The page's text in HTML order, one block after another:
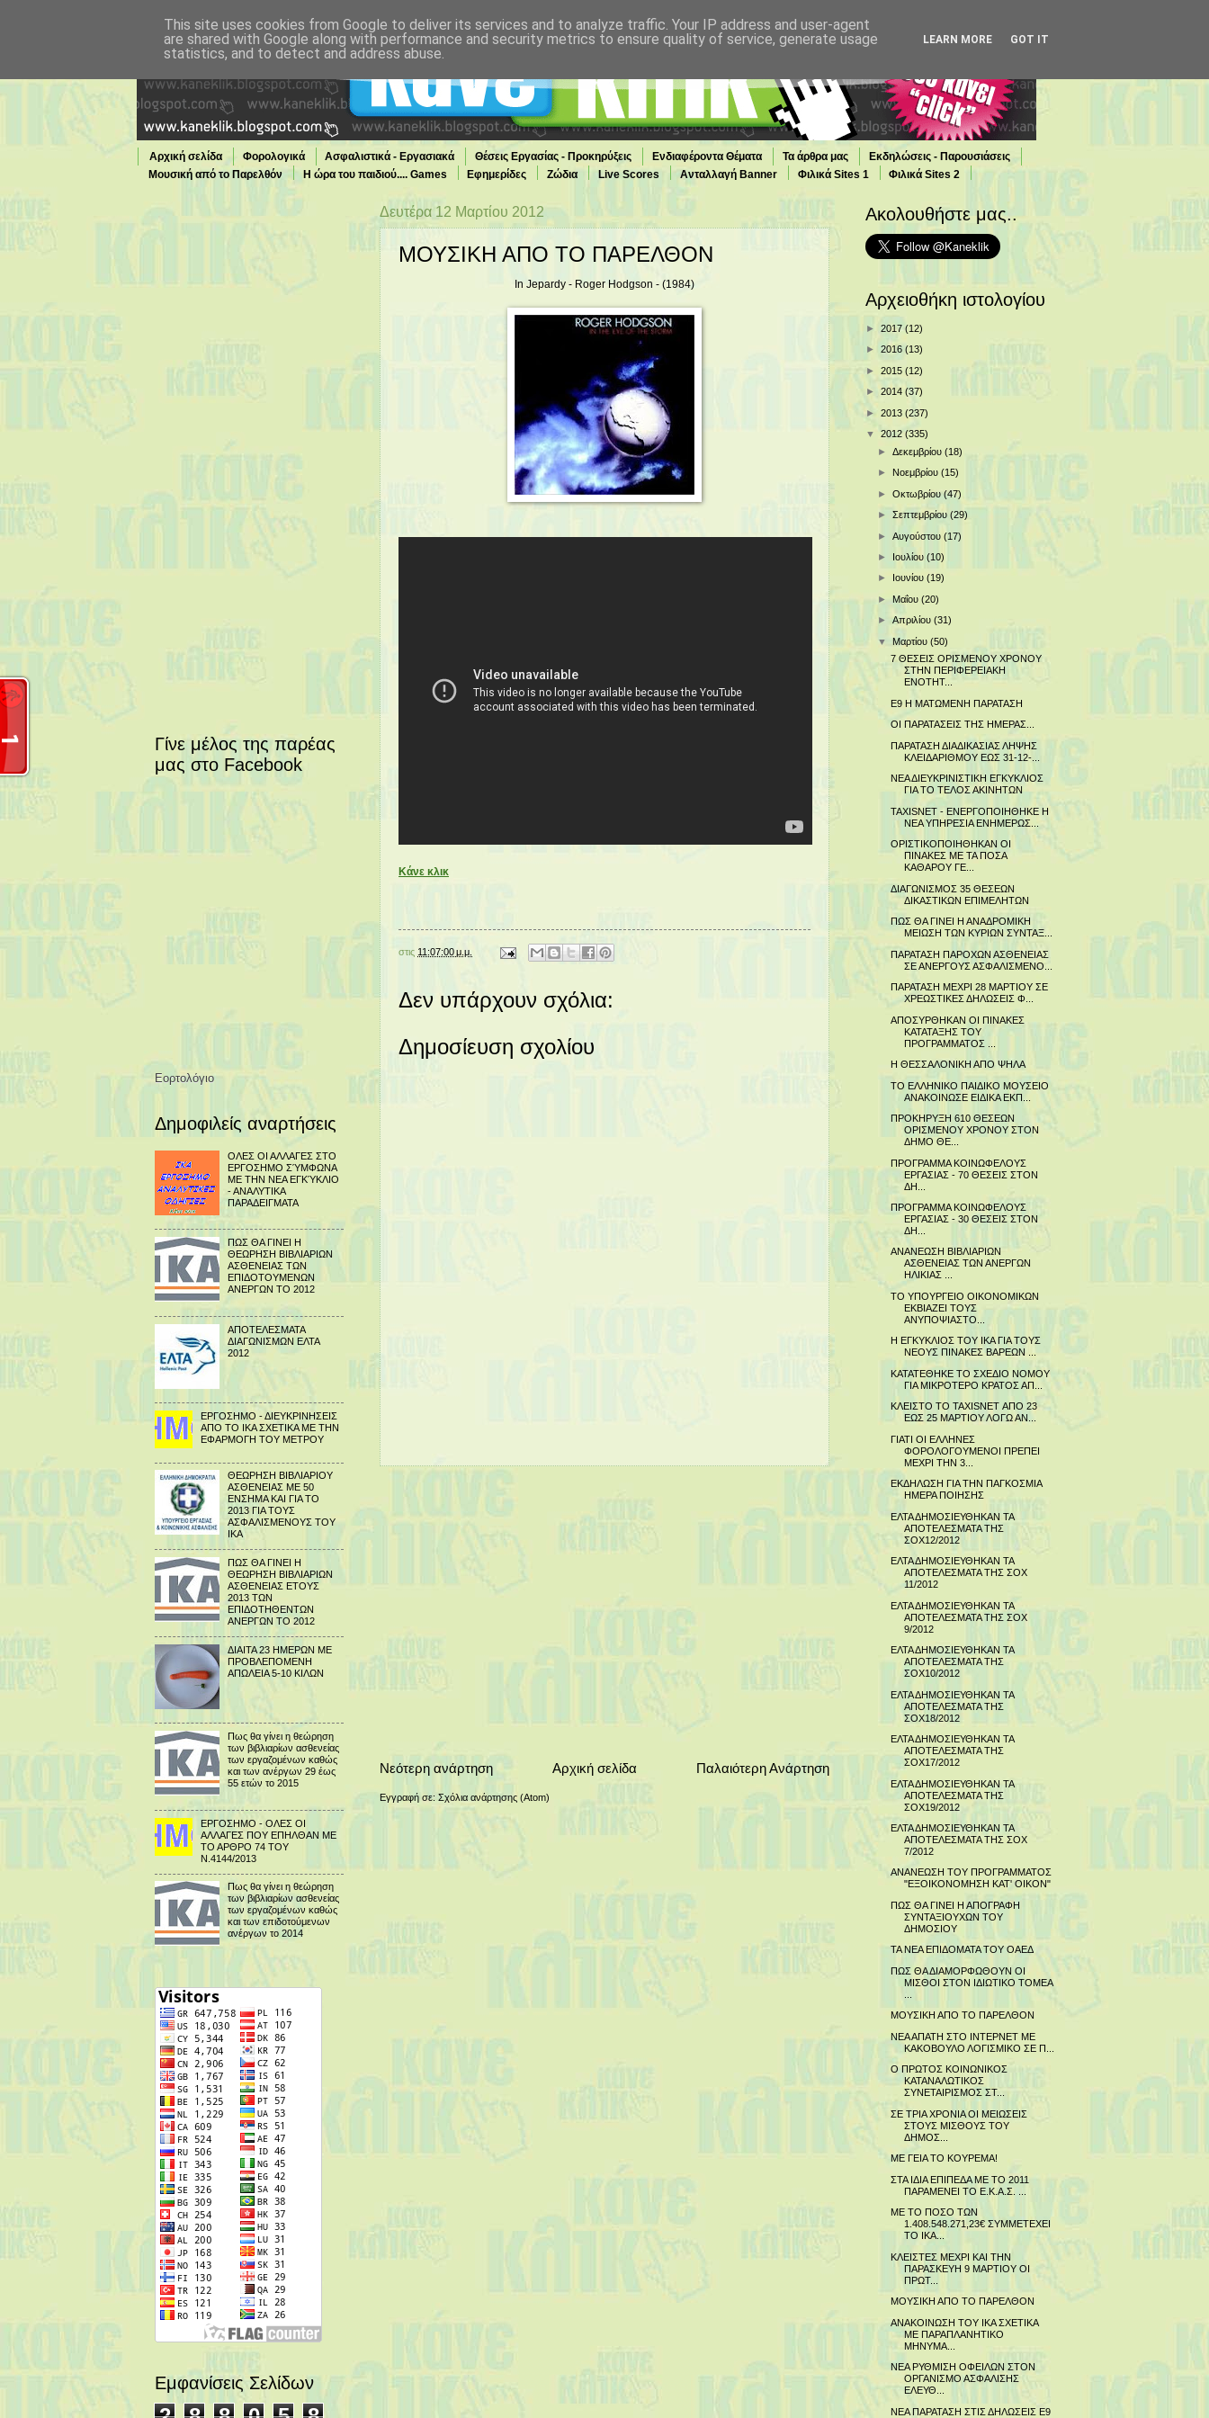
Αρχική σελίδα Φορολογικά Ασφαλιστικά - Εργασιακά Θέσεις Εργασίας - Προκηρύξεις Ενδιαφέροντα Θέματα Τα άρθρα μας
Εκδηλώσεις - Παρουσιάσεις
Μουσική από το Παρελθόν
Η ώρα του παιδιού.... Games Εφημερίδες Ζώδια Live Scores Ανταλλαγή Banner Φιλικά Sites 1
Φιλικά Sites 2
Δευτέρα 12 Μαρτίου 2012
ΜΟΥΣΙΚΗ ΑΠΟ ΤΟ ΠΑΡΕΛΘΟΝ
In Jepardy - Roger Hodgson - (1984)
Κάνε κλικ
στις 11:07:00 μ.μ.
Δεν υπάρχουν σχόλια:
Δημοσίευση σχολίου
Νεότερη ανάρτηση Παλαιότερη Ανάρτηση
Αρχική σελίδα
Εγγραφή σε: Σχόλια ανάρτησης (Atom)
Γίνε μέλος της παρέας
μας στο Facebook
Εορτολόγιο
Δημοφιλείς αναρτήσεις
ΟΛΕΣ ΟΙ ΑΛΛΑΓΕΣ ΣΤΟ
ΕΡΓΟΣΗΜΟ ΣΎΜΦΩΝΑ
ΜΕ ΤΗΝ ΝΕΑ ΕΓΚΎΚΛΙΟ
- ΑΝΑΛΥΤΙΚΑ
ΠΑΡΑΔΕΙΓΜΑΤΑ
ΠΩΣ ΘΑ ΓΙΝΕΙ Η
ΘΕΩΡΗΣΗ ΒΙΒΛΙΑΡΙΩΝ
ΑΣΘΕΝΕΙΑΣ ΤΩΝ
ΕΠΙΔΟΤΟΥΜΕΝΩΝ
ΑΝΕΡΓΩΝ ΤΟ 2012
ΑΠΟΤΕΛΕΣΜΑΤΑ
ΔΙΑΓΩΝΙΣΜΩΝ ΕΛΤΑ
2012
ΕΡΓΟΣΗΜΟ - ΔΙΕΥΚΡΙΝΗΣΕΙΣ
ΑΠΟ ΤΟ ΙΚΑ ΣΧΕΤΙΚΑ ΜΕ ΤΗΝ
ΕΦΑΡΜΟΓΗ ΤΟΥ ΜΕΤΡΟΥ
ΘΕΩΡΗΣΗ ΒΙΒΛΙΑΡΙΟΥ
ΑΣΘΕΝΕΙΑΣ ΜΕ 50
ΕΝΣΗΜΑ ΚΑΙ ΓΙΑ ΤΟ
2013 ΓΙΑ ΤΟΥΣ
ΑΣΦΑΛΙΣΜΕΝΟΥΣ ΤΟΥ
ΙΚΑ
ΠΩΣ ΘΑ ΓΙΝΕΙ Η
ΘΕΩΡΗΣΗ ΒΙΒΛΙΑΡΙΩΝ
ΑΣΘΕΝΕΙΑΣ ΕΤΟΥΣ
2013 ΤΩΝ
ΕΠΙΔΟΤΗΘΕΝΤΩΝ
ΑΝΕΡΓΩΝ ΤΟ 2012
ΔΙΑΙΤΑ 23 ΗΜΕΡΩΝ ΜΕ
ΠΡΟΒΛΕΠΟΜΕΝΗ
ΑΠΩΛΕΙΑ 5-10 ΚΙΛΩΝ
Πως θα γίνει η θεώρηση
των βιβλιαρίων ασθενείας
των εργαζομένων καθώς
και των ανέργων 29 έως
55 ετών το 2015
ΕΡΓΟΣΗΜΟ - ΟΛΕΣ ΟΙ
ΑΛΛΑΓΕΣ ΠΟΥ ΕΠΗΛΘΑΝ ΜΕ
ΤΟ ΑΡΘΡΟ 74 ΤΟΥ
Ν.4144/2013
Πως θα γίνει η θεώρηση
των βιβλιαρίων ασθενείας
των εργαζομένων καθώς
και των επιδοτούμενων
ανέργων το 2014
Εμφανίσεις Σελίδων
Ακολουθήστε μας..
Αρχειοθήκη ιστολογίου
► 2017 (12)
► 2016 (13)
► 2015 (12)
► 2014 (37)
► 2013 (237)
▼ 2012 (335)
►Δεκεμβρίου(18)
► Νοεμβρίου(15)
►Οκτωβρίου(47)
►Σεπτεμβρίου(29)
►Αυγούστου(17)
► Ιουλίου(10)
►
Ιουνίου(19)
►Μαΐου(20)
►Απριλίου(31)
▼Μαρτίου(50)
7 ΘΕΣΕΙΣ ΟΡΙΣΜΕΝΟΥ ΧΡΟΝΟΥ
ΣΤΗΝ ΠΕΡΙΦΕΡΕΙΑΚΗ
ΕΝΟΤΗΤ...
Ε9 Η ΜΑΤΩΜΕΝΗ ΠΑΡΑΤΑΣΗ
ΟΙ ΠΑΡΑΤΑΣΕΙΣ ΤΗΣ ΗΜΕΡΑΣ...
ΠΑΡΑΤΑΣΗ ΔΙΑΔΙΚΑΣΙΑΣ ΛΗΨΗΣ
ΚΛΕΙΔΑΡΙΘΜΟΥ ΕΩΣ 31-12-...
ΝΕΑ ΔΙΕΥΚΡΙΝΙΣΤΙΚΗ ΕΓΚΥΚΛΙΟΣ
ΓΙΑ ΤΟ ΤΕΛΟΣ ΑΚΙΝΗΤΩΝ
TAXISNET - ΕΝΕΡΓΟΠΟΙΗΘΗΚΕ Η
NEA ΥΠΗΡΕΣΙΑ ΕΝΗΜΕΡΩΣ...
ΟΡΙΣΤΙΚΟΠΟΙΗΘΗΚΑΝ ΟΙ
ΠΙΝΑΚΕΣ ΜΕ ΤΑ ΠΟΣΑ
ΚΑΘΑΡΟΥ ΓΕ...
ΔΙΑΓΩΝΙΣΜΟΣ 35 ΘΕΣΕΩΝ
ΔΙΚΑΣΤΙΚΩΝ ΕΠΙΜΕΛΗΤΩΝ
ΠΩΣ ΘΑ ΓΙΝΕΙ Η ΑΝΑΔΡΟΜΙΚΗ
ΜΕΙΩΣΗ ΤΩΝ ΚΥΡΙΩΝ ΣΥΝΤΑΞ...
ΠΑΡΑΤΑΣΗ ΠΑΡΟΧΩΝ ΑΣΘΕΝΕΙΑΣ
ΣΕ ΑΝΕΡΓΟΥΣ ΑΣΦΑΛΙΣΜΕΝΟ...
ΠΑΡΑΤΑΣΗ ΜΕΧΡΙ 28 ΜΑΡΤΙΟΥ ΣΕ
ΧΡΕΩΣΤΙΚΕΣ ΔΗΛΩΣΕΙΣ Φ...
ΑΠΟΣΥΡΘΗΚΑΝ ΟΙ ΠΙΝΑΚΕΣ
ΚΑΤΑΤΑΞΗΣ ΤΟΥ
ΠΡΟΓΡΑΜΜΑΤΟΣ ...
Η ΘΕΣΣΑΛΟΝΙΚΗ ΑΠΟ ΨΗΛΑ
ΤΟ ΕΛΛΗΝΙΚΟ ΠΑΙΔΙΚΟ ΜΟΥΣΕΙΟ
ΑΝΑΚΟΙΝΩΣΕ ΕΙΔΙΚΑ ΕΚΠ...
ΠΡΟΚΗΡΥΞΗ 610 ΘΕΣΕΩΝ
ΟΡΙΣΜΕΝΟΥ ΧΡΟΝΟΥ ΣΤΟΝ
ΔΗΜΟ ΘΕ...
ΠΡΟΓΡΑΜΜΑ ΚΟΙΝΩΦΕΛΟΥΣ
ΕΡΓΑΣΙΑΣ - 70 ΘΕΣΕΙΣ ΣΤΟΝ
ΔΗ...
ΠΡΟΓΡΑΜΜΑ ΚΟΙΝΩΦΕΛΟΥΣ
ΕΡΓΑΣΙΑΣ - 30 ΘΕΣΕΙΣ ΣΤΟΝ
ΔΗ...
ΑΝΑΝΕΩΣΗ ΒΙΒΛΙΑΡΙΩΝ
ΑΣΘΕΝΕΙΑΣ ΤΩΝ ΑΝΕΡΓΩΝ
ΗΛΙΚΙΑΣ ...
ΤΟ ΥΠΟΥΡΓΕΙΟ ΟΙΚΟΝΟΜΙΚΩΝ
ΕΚΒΙΑΖΕΙ ΤΟΥΣ
ΑΝΥΠΟΨΙΑΣΤΟ...
Η ΕΓΚΥΚΛΙΟΣ ΤΟΥ ΙΚΑ ΓΙΑ ΤΟΥΣ
ΝΕΟΥΣ ΠΙΝΑΚΕΣ ΒΑΡΕΩΝ ...
ΚΑΤΑΤΕΘΗΚΕ ΤΟ ΣΧΕΔΙΟ ΝΟΜΟΥ
ΓΙΑ ΜΙΚΡΟΤΕΡΟ ΚΡΑΤΟΣ ΑΠ...
ΚΛΕΙΣΤΟ ΤΟ TAXISNET ΑΠΟ 23
ΕΩΣ 25 ΜΑΡΤΙΟΥ ΛΟΓΩ ΑΝ...
ΓΙΑΤΙ ΟΙ ΕΛΛΗΝΕΣ
ΦΟΡΟΛΟΓΟΥΜΕΝΟΙ ΠΡΕΠΕΙ
ΜΕΧΡΙ ΤΗΝ 3...
ΕΚΔΗΛΩΣΗ ΓΙΑ ΤΗΝ ΠΑΓΚΟΣΜΙΑ
ΗΜΕΡΑ ΠΟΙΗΣΗΣ
ΕΛΤΑ ΔΗΜΟΣΙΕΥΘΗΚΑΝ ΤΑ
ΑΠΟΤΕΛΕΣΜΑΤΑ ΤΗΣ
ΣΟΧ12/2012
ΕΛΤΑ ΔΗΜΟΣΙΕΥΘΗΚΑΝ ΤΑ
ΑΠΟΤΕΛΕΣΜΑΤΑ ΤΗΣ ΣΟΧ
11/2012
ΕΛΤΑ ΔΗΜΟΣΙΕΥΘΗΚΑΝ ΤΑ
ΑΠΟΤΕΛΕΣΜΑΤΑ ΤΗΣ ΣΟΧ
9/2012
ΕΛΤΑ ΔΗΜΟΣΙΕΥΘΗΚΑΝ ΤΑ
ΑΠΟΤΕΛΕΣΜΑΤΑ ΤΗΣ
ΣΟΧ10/2012
ΕΛΤΑ ΔΗΜΟΣΙΕΥΘΗΚΑΝ ΤΑ
ΑΠΟΤΕΛΕΣΜΑΤΑ ΤΗΣ
ΣΟΧ18/2012
ΕΛΤΑ ΔΗΜΟΣΙΕΥΘΗΚΑΝ ΤΑ
ΑΠΟΤΕΛΕΣΜΑΤΑ ΤΗΣ
ΣΟΧ17/2012
ΕΛΤΑ ΔΗΜΟΣΙΕΥΘΗΚΑΝ ΤΑ
ΑΠΟΤΕΛΕΣΜΑΤΑ ΤΗΣ
ΣΟΧ19/2012
ΕΛΤΑ ΔΗΜΟΣΙΕΥΘΗΚΑΝ ΤΑ
ΑΠΟΤΕΛΕΣΜΑΤΑ ΤΗΣ ΣΟΧ
7/2012
ΑΝΑΝΕΩΣΗ ΤΟΥ ΠΡΟΓΡΑΜΜΑΤΟΣ
"ΕΞΟΙΚΟΝΟΜΗΣΗ ΚΑΤ' ΟΙΚΟΝ"
ΠΩΣ ΘΑ ΓΙΝΕΙ Η ΑΠΟΓΡΑΦΗ
ΣΥΝΤΑΞΙΟΥΧΩΝ ΤΟΥ
ΔΗΜΟΣΙΟΥ
ΤΑ ΝΕΑ ΕΠΙΔΟΜΑΤΑ ΤΟΥ ΟΑΕΔ
ΠΩΣ ΘΑ ΔΙΑΜΟΡΦΩΘΟΥΝ ΟΙ
ΜΙΣΘΟΙ ΣΤΟΝ ΙΔΙΩΤΙΚΟ ΤΟΜΕΑ
ΜΟΥΣΙΚΗ ΑΠΟ ΤΟ ΠΑΡΕΛΘΟΝ
ΝΕΑ ΑΠΑΤΗ ΣΤΟ ΙΝΤΕΡΝΕΤ ΜΕ
ΚΑΚΟΒΟΥΛΟ ΛΟΓΙΣΜΙΚΟ ΣΕ Π...
Ο ΠΡΩΤΟΣ ΚΟΙΝΩΝΙΚΟΣ
ΚΑΤΑΝΑΛΩΤΙΚΟΣ
ΣΥΝΕΤΑΙΡΙΣΜΟΣ ΣΤ...
ΣΕ ΤΡΙΑ ΧΡΟΝΙΑ ΟΙ ΜΕΙΩΣΕΙΣ
ΣΤΟΥΣ ΜΙΣΘΟΥΣ ΤΟΥ
ΔΗΜΟΣ...
ΜΕ ΓΕΙΑ ΤΟ ΚΟΥΡΕΜΑ!
ΣΤΑ ΙΔΙΑ ΕΠΙΠΕΔΑ ΜΕ ΤΟ 2011
ΠΑΡΑΜΕΝΕΙ ΤΟ Ε.Κ.Α.Σ. ...
ΜΕ ΤΟ ΠΟΣΟ ΤΩΝ
1.408.548.271,23€ ΣΥΜΜΕΤΕΧΕΙ
ΤΟ ΙΚΑ...
ΚΛΕΙΣΤΕΣ ΜΕΧΡΙ ΚΑΙ ΤΗΝ
ΠΑΡΑΣΚΕΥΗ 9 ΜΑΡΤΙΟΥ ΟΙ
ΠΡΩΤ...
ΜΟΥΣΙΚΗ ΑΠΟ ΤΟ ΠΑΡΕΛΘΟΝ
ΑΝΑΚΟΙΝΩΣΗ ΤΟΥ ΙΚΑ ΣΧΕΤΙΚΑ
ΜΕ ΠΑΡΑΠΛΑΝΗΤΙΚΟ
ΜΗΝΥΜΑ...
ΝΕΑ ΡΥΘΜΙΣΗ ΟΦΕΙΛΩΝ ΣΤΟΝ
ΟΡΓΑΝΙΣΜΟ ΑΣΦΑΛΙΣΗΣ
ΕΛΕΥΘ...
ΝΕΑ ΠΑΡΑΤΑΣΗ ΣΤΙΣ ΔΗΛΩΣΕΙΣ Ε9
This site uses cookies from Google to deliver its services and to analyze traffic. Your IP address and user-agent
are shared with Google along with performance and security metrics to ensure quality of service, generate usage
statistics, and to detect and address abuse.
LEARN MORE GOT IT